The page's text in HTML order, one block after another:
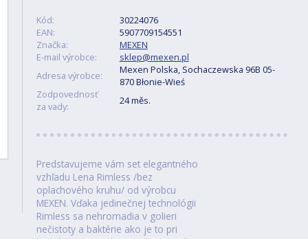
Kód:
30224076
EAN:
5907709154551
Značka:
MEXEN
E-mail výrobce:
sklep@mexen.pl
Adresa výrobce:
Mexen Polska, Sochaczewska 96B 05-
870 Błonie-Wieś
Zodpovednosť
za vady:
24 měs.
Predstavujeme vám set elegantného
vzhľadu Lena Rimless /bez
oplachového kruhu/ od výrobcu
MEXEN. Vďaka jedinečnej technológii
Rimless sa nehromadia v golieri
nečistoty a baktérie ako je to pri